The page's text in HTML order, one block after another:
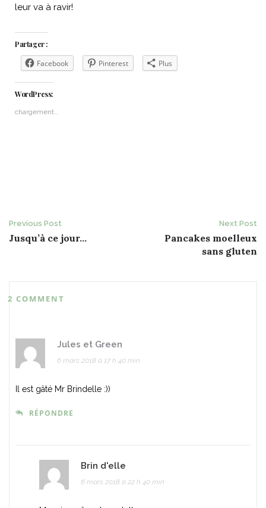
leur va à ravir!
Partager :
Facebook Pinterest Plus
WordPress:
chargement…
Post
navigation
Previous Post
Jusqu’à ce jour…
Next Post
Pancakes moelleux
sans gluten
2 COMMENT
Jules et Green
6 mars 2018 à 17 h 40 min
Il est gâté Mr Brindelle :))
RÉPONDRE
Brin d'elle
6 mars 2018 à 22 h 40 min